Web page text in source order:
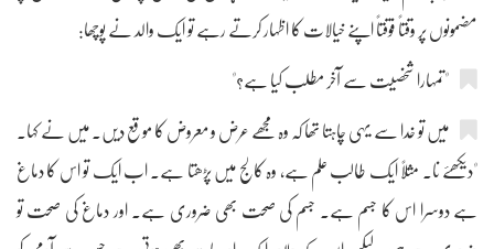
مضمونوں پر وقتاً فوقتاً اپنے خیالات کا اظہار کرتے رہے تو ایک والد نے پوچھا:
"تمہارا شخصیت سے آخر مطلب کیا ہے؟"
میں تو خدا سے یہی چاہتا تھا کہ وہ مجھے عرض و معروض کا موقع دیں۔ میں نے کہا۔
"دیکھئے نا۔ مثلاً ایک طالب علم ہے، وہ کالج میں پڑھتا ہے۔ اب ایک تو اس کا دماغ
ہے دوسرا اس کا جسم ہے۔ جسم کی صحت بھی ضروری ہے۔ اور دماغ کی صحت تو